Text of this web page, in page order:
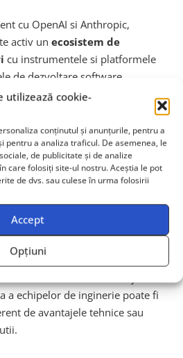
utilizează cookie-
conținutul și anunțurile, pentru a
pentru a analiza traficul. De asemenea, le
de publicitate și de analize
care folosiți site-ul nostru. Aceștia le pot
de dvs. sau culese în urma folosirii
Accept
Opțiuni
cu OpenAI si Anthropic,
activ un ecosistem de
cu instrumentele si platformele
de dezvoltare software.
uri populare precum Visual
Vim, precum si cu platforme
Continuous
de management al codului
GitLab, reprezinta elemente
adoptie.
mai bine integrate in fluxurile
cu atat adoptia va
critic de succes pe o piata
a echipelor de inginerie poate fi
de avantajele tehnice sau